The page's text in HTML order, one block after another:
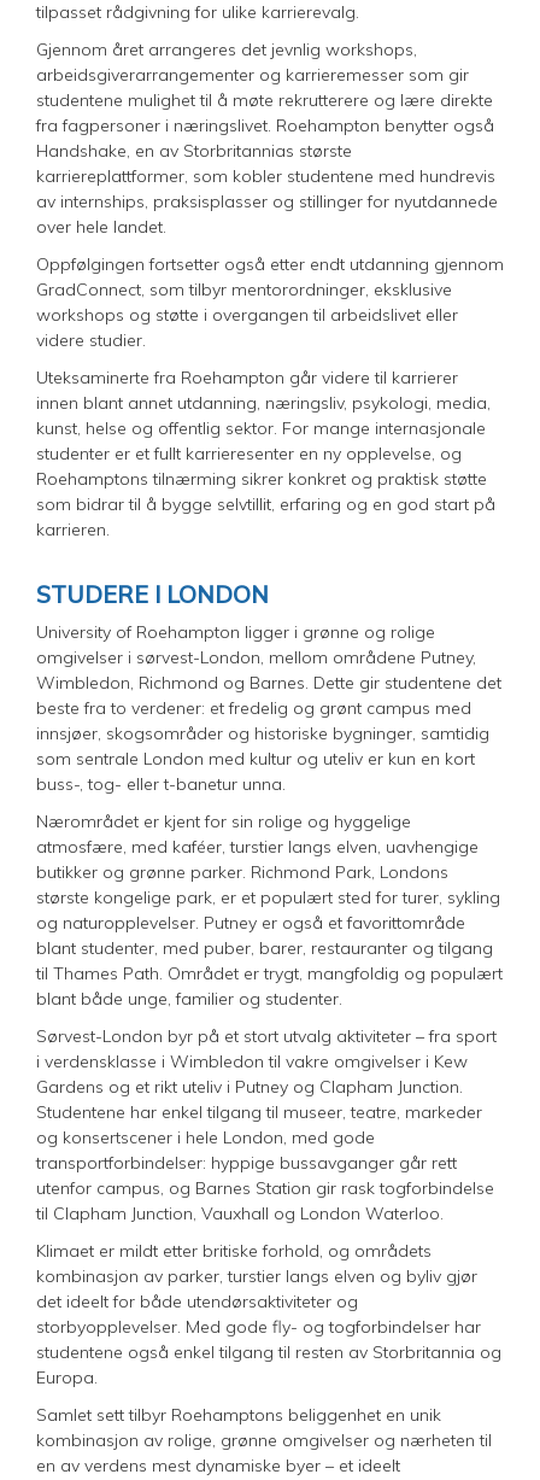
tilpasset rådgivning for ulike karrierevalg.
Gjennom året arrangeres det jevnlig workshops,
arbeidsgiverarrangementer og karrieremesser som gir
studentene mulighet til å møte rekrutterere og lære direkte
fra fagpersoner i næringslivet. Roehampton benytter også
Handshake, en av Storbritannias største
karriereplattformer, som kobler studentene med hundrevis
av internships, praksisplasser og stillinger for nyutdannede
over hele landet.
Oppfølgingen fortsetter også etter endt utdanning gjennom
GradConnect, som tilbyr mentorordninger, eksklusive
workshops og støtte i overgangen til arbeidslivet eller
videre studier.
Uteksaminerte fra Roehampton går videre til karrierer
innen blant annet utdanning, næringsliv, psykologi, media,
kunst, helse og offentlig sektor. For mange internasjonale
studenter er et fullt karrieresenter en ny opplevelse, og
Roehamptons tilnærming sikrer konkret og praktisk støtte
som bidrar til å bygge selvtillit, erfaring og en god start på
karrieren.
STUDERE I LONDON
University of Roehampton ligger i grønne og rolige
omgivelser i sørvest-London, mellom områdene Putney,
Wimbledon, Richmond og Barnes. Dette gir studentene det
beste fra to verdener: et fredelig og grønt campus med
innsjøer, skogsområder og historiske bygninger, samtidig
som sentrale London med kultur og uteliv er kun en kort
buss-, tog- eller t-banetur unna.
Nærområdet er kjent for sin rolige og hyggelige
atmosfære, med kaféer, turstier langs elven, uavhengige
butikker og grønne parker. Richmond Park, Londons
største kongelige park, er et populært sted for turer, sykling
og naturopplevelser. Putney er også et favorittområde
blant studenter, med puber, barer, restauranter og tilgang
til Thames Path. Området er trygt, mangfoldig og populært
blant både unge, familier og studenter.
Sørvest-London byr på et stort utvalg aktiviteter – fra sport
i verdensklasse i Wimbledon til vakre omgivelser i Kew
Gardens og et rikt uteliv i Putney og Clapham Junction.
Studentene har enkel tilgang til museer, teatre, markeder
og konsertscener i hele London, med gode
transportforbindelser: hyppige bussavganger går rett
utenfor campus, og Barnes Station gir rask togforbindelse
til Clapham Junction, Vauxhall og London Waterloo.
Klimaet er mildt etter britiske forhold, og områdets
kombinasjon av parker, turstier langs elven og byliv gjør
det ideelt for både utendørsaktiviteter og
storbyopplevelser. Med gode fly- og togforbindelser har
studentene også enkel tilgang til resten av Storbritannia og
Europa.
Samlet sett tilbyr Roehamptons beliggenhet en unik
kombinasjon av rolige, grønne omgivelser og nærheten til
en av verdens mest dynamiske byer – et ideelt